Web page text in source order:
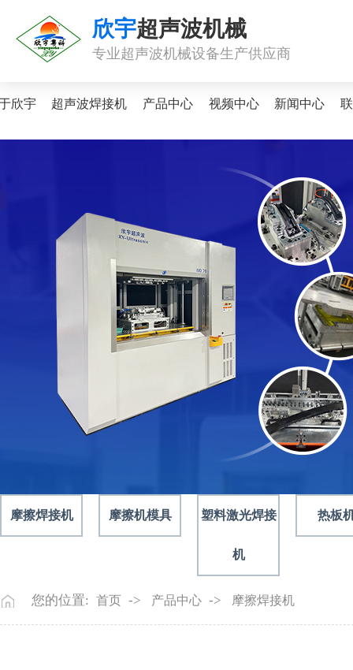
欣宇超声波机械
专业超声波机械设备生产供应商
欣宇 超声波焊接机 产品中心 视频中心 新闻中心
摩擦焊接机 摩擦机模具 塑料激光焊接
机
热板
您的位置: 首页 -> 产品中心 -> 摩擦焊接机